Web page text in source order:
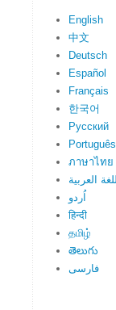
English
中文
Deutsch
Español
Français
한국어
Русский
Português
ภาษาไทย
العربية
اُردو
हिन्दी
தமிழ்
తెలుగు
فارسی